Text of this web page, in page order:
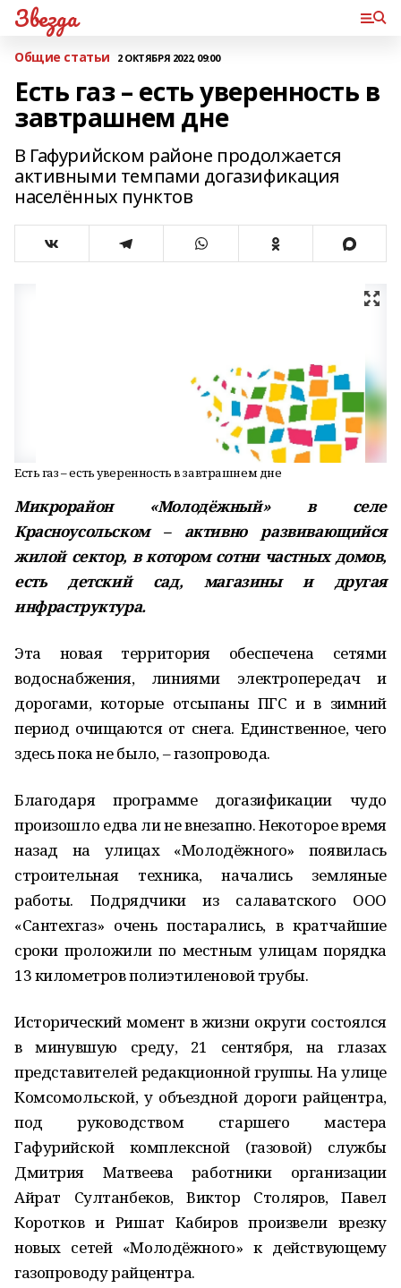
Звезда
Общие статьи 2 ОКТЯБРЯ 2022, 09:00
Есть газ – есть уверенность в
завтрашнем дне
В Гафурийском районе продолжается
активными темпами догазификация
населённых пунктов
Есть газ – есть уверенность в завтрашнем дне
Микрорайон «Молодёжный» в селе
Красноусольском – активно развивающийся
жилой сектор, в котором сотни частных домов,
есть детский сад, магазины и другая
инфраструктура.
Эта новая территория обеспечена сетями
водоснабжения, линиями электропередач и
дорогами, которые отсыпаны ПГС и в зимний
период очищаются от снега. Единственное, чего
здесь пока не было, – газопровода.
Благодаря программе догазификации чудо
произошло едва ли не внезапно. Некоторое время
назад на улицах «Молодёжного» появилась
строительная техника, начались земляные
работы. Подрядчики из салаватского ООО
«Сантехгаз» очень постарались, в кратчайшие
сроки проложили по местным улицам порядка
13 километров полиэтиленовой трубы.
Исторический момент в жизни округи состоялся
в минувшую среду, 21 сентября, на глазах
представителей редакционной группы. На улице
Комсомольской, у объездной дороги райцентра,
под руководством старшего мастера
Гафурийской комплексной (газовой) службы
Дмитрия Матвеева работники организации
Айрат Султанбеков, Виктор Столяров, Павел
Коротков и Ришат Кабиров произвели врезку
новых сетей «Молодёжного» к действующему
газопроводу райцентра.